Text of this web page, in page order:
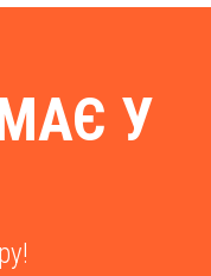
У